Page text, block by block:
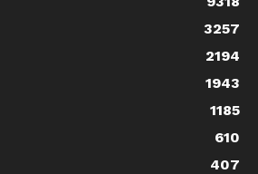
3257
2194
1943
1185
610
407